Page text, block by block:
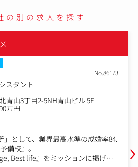
の別の求人を探す
No.86173
スタント
青山3丁目2-5NH青山ビル 5F
万円
」として、業界最高水準の成婚率84.
備校』。
Best life』をミッションに掲げ、
›